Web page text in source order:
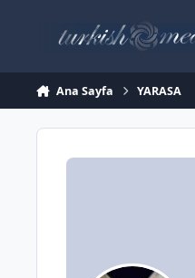
Ana Sayfa YARASA